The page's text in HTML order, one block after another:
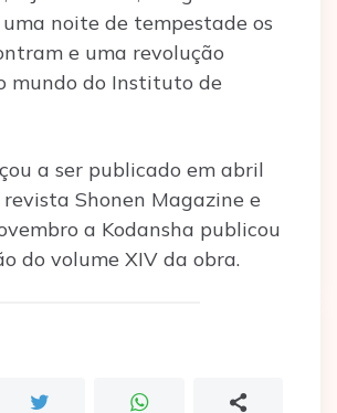
noite de tempestade os
e uma revolução
mundo do Instituto de
a ser publicado em abril
Shonen Magazine e
a Kodansha publicou
do volume XIV da obra.